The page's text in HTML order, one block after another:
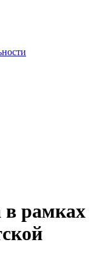
в рамках